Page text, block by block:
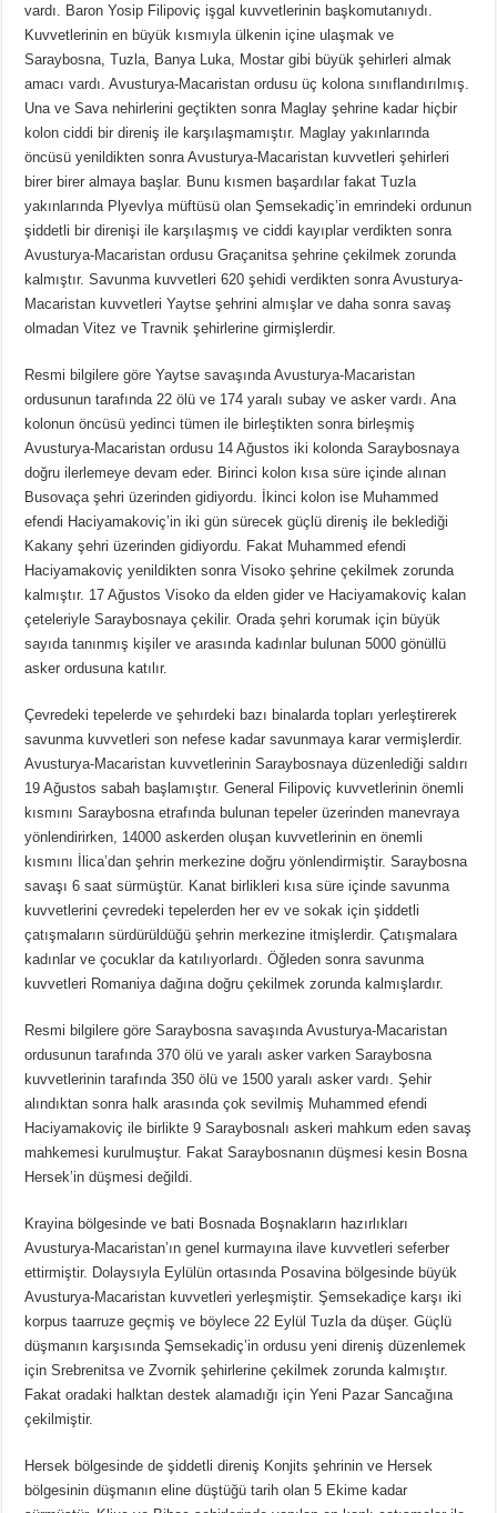
vardı. Baron Yosip Filipoviç işgal kuvvetlerinin başkomutanıydı.
Kuvvetlerinin en büyük kısmıyla ülkenin içine ulaşmak ve
Saraybosna, Tuzla, Banya Luka, Mostar gibi büyük şehirleri almak
amacı vardı. Avusturya-Macaristan ordusu üç kolona sınıflandırılmış.
Una ve Sava nehirlerini geçtikten sonra Maglay şehrine kadar hiçbir
kolon ciddi bir direniş ile karşılaşmamıştır. Maglay yakınlarında
öncüsü yenildikten sonra Avusturya-Macaristan kuvvetleri şehirleri
birer birer almaya başlar. Bunu kısmen başardılar fakat Tuzla
yakınlarında Plyevlya müftüsü olan Şemsekadiç’in emrindeki ordunun
şiddetli bir direnişi ile karşılaşmış ve ciddi kayıplar verdikten sonra
Avusturya-Macaristan ordusu Graçanitsa şehrine çekilmek zorunda
kalmıştır. Savunma kuvvetleri 620 şehidi verdikten sonra Avusturya-
Macaristan kuvvetleri Yaytse şehrini almışlar ve daha sonra savaş
olmadan Vitez ve Travnik şehirlerine girmişlerdir.
Resmi bilgilere göre Yaytse savaşında Avusturya-Macaristan
ordusunun tarafında 22 ölü ve 174 yaralı subay ve asker vardı. Ana
kolonun öncüsü yedinci tümen ile birleştikten sonra birleşmiş
Avusturya-Macaristan ordusu 14 Ağustos iki kolonda Saraybosnaya
doğru ilerlemeye devam eder. Birinci kolon kısa süre içinde alınan
Busovaça şehri üzerinden gidiyordu. İkinci kolon ise Muhammed
efendi Haciyamakoviç’in iki gün sürecek güçlü direniş ile beklediği
Kakany şehri üzerinden gidiyordu. Fakat Muhammed efendi
Haciyamakoviç yenildikten sonra Visoko şehrine çekilmek zorunda
kalmıştır. 17 Ağustos Visoko da elden gider ve Haciyamakoviç kalan
çeteleriyle Saraybosnaya çekilir. Orada şehri korumak için büyük
sayıda tanınmış kişiler ve arasında kadınlar bulunan 5000 gönüllü
asker ordusuna katılır.
Çevredeki tepelerde ve şehırdeki bazı binalarda topları yerleştirerek
savunma kuvvetleri son nefese kadar savunmaya karar vermişlerdir.
Avusturya-Macaristan kuvvetlerinin Saraybosnaya düzenlediği saldırı
19 Ağustos sabah başlamıştır. General Filipoviç kuvvetlerinin önemli
kısmını Saraybosna etrafında bulunan tepeler üzerinden manevraya
yönlendirirken, 14000 askerden oluşan kuvvetlerinin en önemli
kısmını İlica’dan şehrin merkezine doğru yönlendirmiştir. Saraybosna
savaşı 6 saat sürmüştür. Kanat birlikleri kısa süre içinde savunma
kuvvetlerini çevredeki tepelerden her ev ve sokak için şiddetli
çatışmaların sürdürüldüğü şehrin merkezine itmişlerdir. Çatışmalara
kadınlar ve çocuklar da katılıyorlardı. Öğleden sonra savunma
kuvvetleri Romaniya dağına doğru çekilmek zorunda kalmışlardır.
Resmi bilgilere göre Saraybosna savaşında Avusturya-Macaristan
ordusunun tarafında 370 ölü ve yaralı asker varken Saraybosna
kuvvetlerinin tarafında 350 ölü ve 1500 yaralı asker vardı. Şehir
alındıktan sonra halk arasında çok sevilmiş Muhammed efendi
Haciyamakoviç ile birlikte 9 Saraybosnalı askeri mahkum eden savaş
mahkemesi kurulmuştur. Fakat Saraybosnanın düşmesi kesin Bosna
Hersek’in düşmesi değildi.
Krayina bölgesinde ve bati Bosnada Boşnakların hazırlıkları
Avusturya-Macaristan’ın genel kurmayına ilave kuvvetleri seferber
ettirmiştir. Dolaysıyla Eylülün ortasında Posavina bölgesinde büyük
Avusturya-Macaristan kuvvetleri yerleşmiştir. Şemsekadiçe karşı iki
korpus taarruze geçmiş ve böylece 22 Eylül Tuzla da düşer. Güçlü
düşmanın karşısında Şemsekadiç’in ordusu yeni direniş düzenlemek
için Srebrenitsa ve Zvornik şehirlerine çekilmek zorunda kalmıştır.
Fakat oradaki halktan destek alamadığı için Yeni Pazar Sancağına
çekilmiştir.
Hersek bölgesinde de şiddetli direniş Konjits şehrinin ve Hersek
bölgesinin düşmanın eline düştüğü tarih olan 5 Ekime kadar